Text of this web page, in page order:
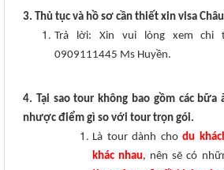
3. Thủ tục và hồ sơ cần thiết xin visa
Trả lời: Xin vui lòng xem
0909111445 Ms Huyền.
4. Tại sao tour không bao gồm các
nhược điểm gì so với tour trọn gói.
Là tour dành chodu
khác nhau, nên sẽ có